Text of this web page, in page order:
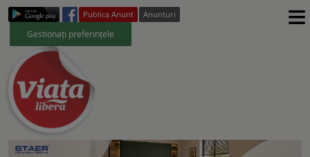
Publica Anunt Anunturi
Gestionați preferințele ≡